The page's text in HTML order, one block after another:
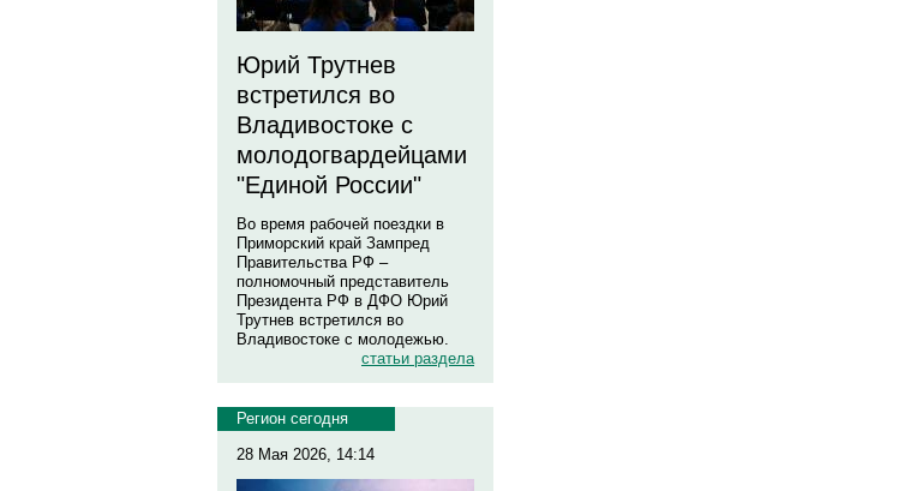
Юрий Трутнев
встретился во
Владивостоке с
молодогвардейцами
"Единой России"
Во время рабочей поездки в
Приморский край Зампред
Правительства РФ –
полномочный представитель
Президента РФ в ДФО Юрий
Трутнев встретился во
Владивостоке с молодежью.
статьи раздела
Регион сегодня
28 Мая 2026, 14:14